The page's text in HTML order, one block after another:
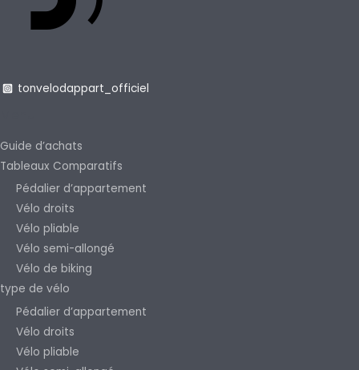
tonvelodappart_officiel
Guide d’achats
Tableaux Comparatifs
Pédalier d’appartement
Vélo droits
Vélo pliable
Vélo semi-allongé
Vélo de biking
type de vélo
Pédalier d’appartement
Vélo droits
Vélo pliable